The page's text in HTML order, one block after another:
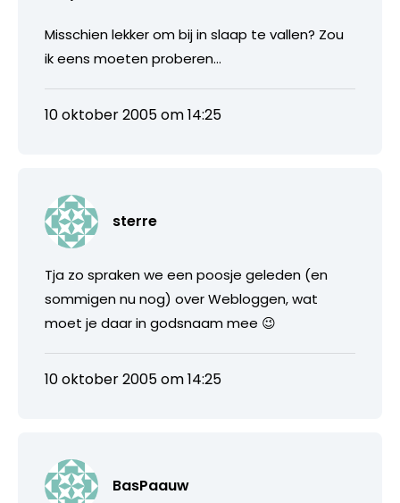
Misschien lekker om bij in slaap te vallen? Zou
ik eens moeten proberen…
10 oktober 2005 om 14:25
sterre
Tja zo spraken we een poosje geleden (en
sommigen nu nog) over Webloggen, wat
moet je daar in godsnaam mee 😉
10 oktober 2005 om 14:25
BasPaauw